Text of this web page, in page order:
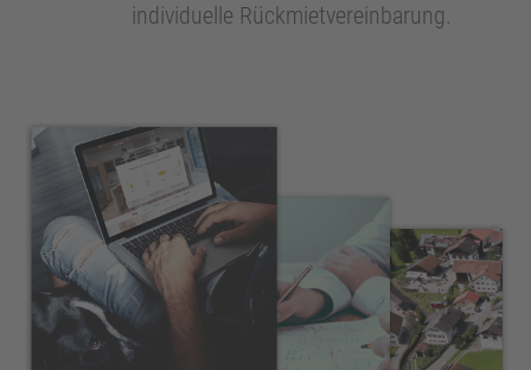
individuelle Rückmietvereinbarung.